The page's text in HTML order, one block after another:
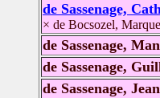
de Sassenage,
× de Bocsozel,
de Sassenage,
de Sassenage,
de Sassenage,